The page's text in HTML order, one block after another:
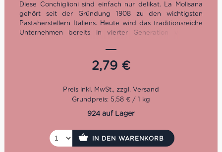
Diese Conchiglioni sind einfach nur delikat. La Molisana
gehört seit der Gründung 1908 zu den wichtigsten
Pastaherstellern Italiens. Heute wird das traditionsreiche
Unternehmen bereits in vierter Generation von der
Kochzeit: 14 Minuten2,79 €
Grundpreis: 5,58 € / 1 kg
924 auf Lager
IN DEN WARENKORB